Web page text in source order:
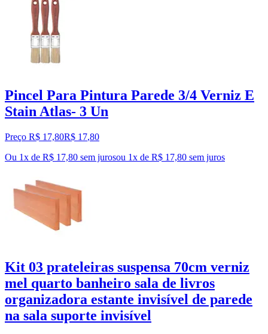
Pincel Para Pintura Parede 3/4 Verniz E
Stain Atlas- 3 Un
Preço R$ 17,80R$ 17,80
Ou 1x de R$ 17,80 sem jurosou 1x de R$ 17,80 sem juros
Kit 03 prateleiras suspensa 70cm verniz
mel quarto banheiro sala de livros
organizadora estante invisível de parede
na sala suporte invisível